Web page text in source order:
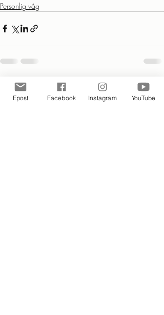
Personlig våg
Senaste inlägg Visa alla
Epost Facebook Instagram YouTube